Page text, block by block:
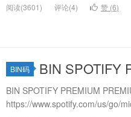
阅读(3601) 评论(4) 赞 (6)
BIN码 BIN SPOTIFY
BIN SPOTIFY PREMIUM
https://www.spotify.com/us/go/